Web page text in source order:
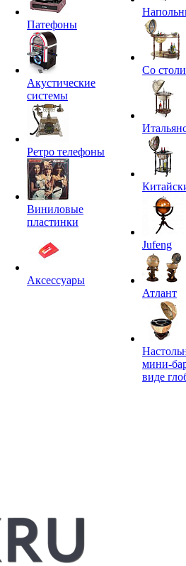
Патефоны
Акустические
системы
Ретро телефоны
Виниловые
пластинки
Аксессуары
Со
Jufeng
Атлант
мини-
виде